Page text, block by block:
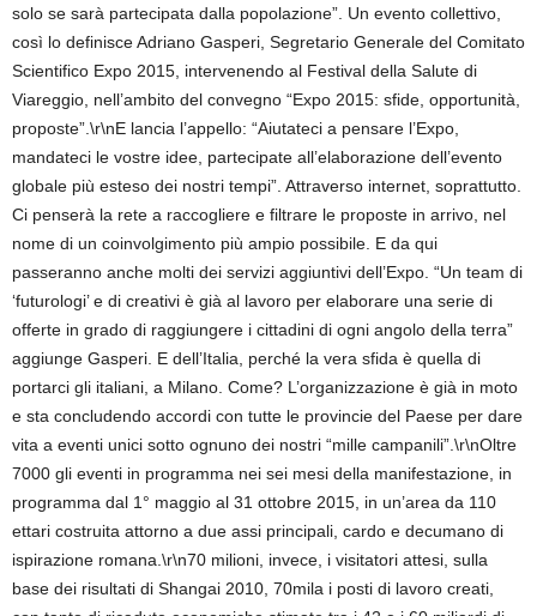
solo se sarà partecipata dalla popolazione”. Un evento collettivo,
così lo definisce Adriano Gasperi, Segretario Generale del Comitato
Scientifico Expo 2015, intervenendo al Festival della Salute di
Viareggio, nell’ambito del convegno “Expo 2015: sfide, opportunità,
proposte”.\r\nE lancia l’appello: “Aiutateci a pensare l’Expo,
mandateci le vostre idee, partecipate all’elaborazione dell’evento
globale più esteso dei nostri tempi”. Attraverso internet, soprattutto.
Ci penserà la rete a raccogliere e filtrare le proposte in arrivo, nel
nome di un coinvolgimento più ampio possibile. E da qui
passeranno anche molti dei servizi aggiuntivi dell’Expo. “Un team di
‘futurologi’ e di creativi è già al lavoro per elaborare una serie di
offerte in grado di raggiungere i cittadini di ogni angolo della terra”
aggiunge Gasperi. E dell’Italia, perché la vera sfida è quella di
portarci gli italiani, a Milano. Come? L’organizzazione è già in moto
e sta concludendo accordi con tutte le provincie del Paese per dare
vita a eventi unici sotto ognuno dei nostri “mille campanili”.\r\nOltre
7000 gli eventi in programma nei sei mesi della manifestazione, in
programma dal 1° maggio al 31 ottobre 2015, in un’area da 110
ettari costruita attorno a due assi principali, cardo e decumano di
ispirazione romana.\r\n70 milioni, invece, i visitatori attesi, sulla
base dei risultati di Shangai 2010, 70mila i posti di lavoro creati,